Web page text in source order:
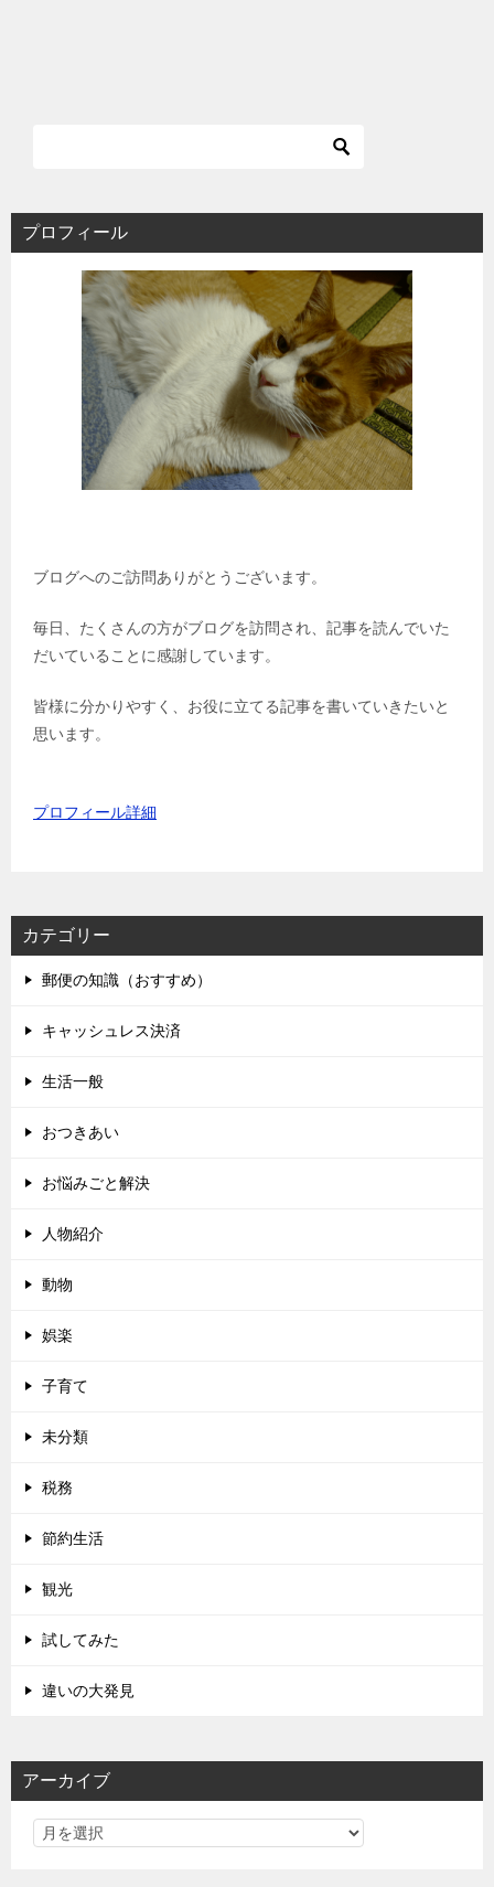
プロフィール
ブログへのご訪問ありがとうございます。
毎日、たくさんの方がブログを訪問され、記事を読んでいた
だいていることに感謝しています。
皆様に分かりやすく、お役に立てる記事を書いていきたいと
思います。
プロフィール詳細
カテゴリー
郵便の知識（おすすめ）
キャッシュレス決済
生活一般
おつきあい
お悩みごと解決
人物紹介
動物
娯楽
子育て
未分類
税務
節約生活
観光
試してみた
違いの大発見
アーカイブ